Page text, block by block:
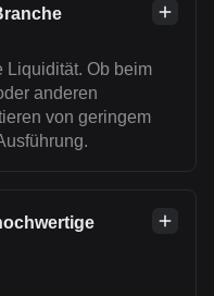
Liquidität. Ob beim
anderen
von geringem